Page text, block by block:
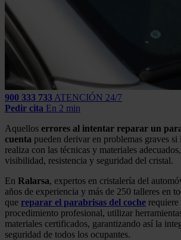
900 333 733 ATENCIÓN 24/7
Pedir cita En 2 min
Aquellos errores al intentar reparar un
cuenta pueden derivar en problemas graves si
realiza con las técnicas y materiales
visibilidad, resistencia y seguridad del cristal.
En Ralarsa, expertos en cristalería del
años de experiencia y más de 250 talleres en
que reparar el parabrisas del coche
procedimiento profesional, utilizar
materiales certificados, garantizando así la
seguridad de todos los ocupantes.